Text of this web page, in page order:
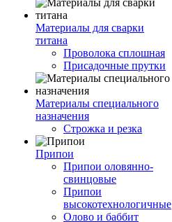
Материалы для сварки
титана
Проволока сплошная
Присадочные прутки
Материалы специального
назначения
Строжка и резка
Припои
Припои оловянно-
свинцовые
Припои
высокотехнологичные
Олово и баббит